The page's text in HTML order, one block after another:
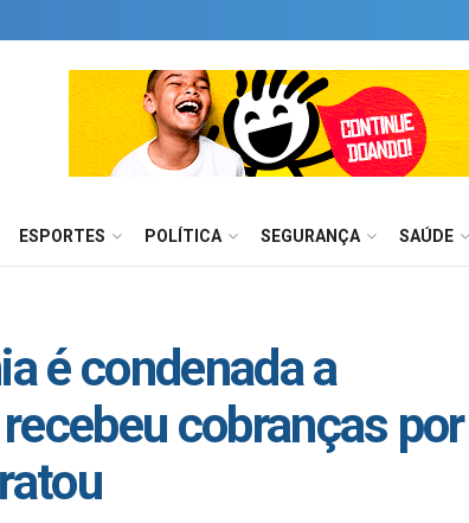
ESPORTES POLÍTICA SEGURANÇA SAÚDE
é condenada a
cobranças por